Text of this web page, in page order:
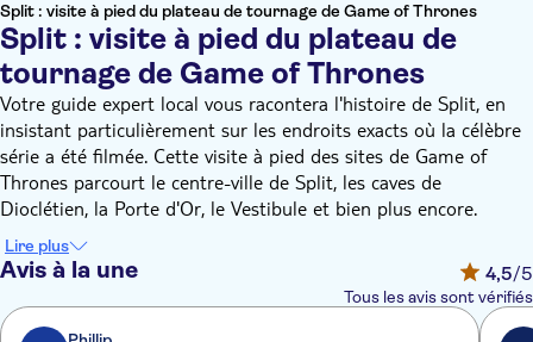
Split : visite à pied du plateau de tournage de Game of Thrones
Split : visite à pied du plateau de
tournage de Game of Thrones
Votre guide expert local vous racontera l'histoire de Split, en
insistant particulièrement sur les endroits exacts où la célèbre
série a été filmée. Cette visite à pied des sites de Game of
Thrones parcourt le centre-ville de Split, les caves de
Dioclétien, la Porte d'Or, le Vestibule et bien plus encore.
Votre guide local chevronné, qui est aussi un fan pur et dur de
la série, vous guidera à travers les rues de Split et vous
montrera où diverses scènes ont été tournées. Vous errerez
dans les caves où résidaient les esclaves de Meereen dans la
Lire plus
Avis à la une 4,5/5
Tous les avis sont vérifiés